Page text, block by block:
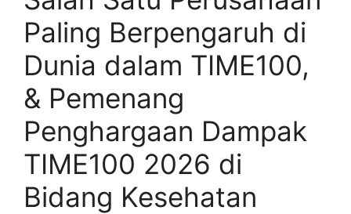
Paling Berpengaruh di
Dunia dalam TIME100,
& Pemenang
Penghargaan Dampak
TIME100 2026 di
Bidang Kesehatan